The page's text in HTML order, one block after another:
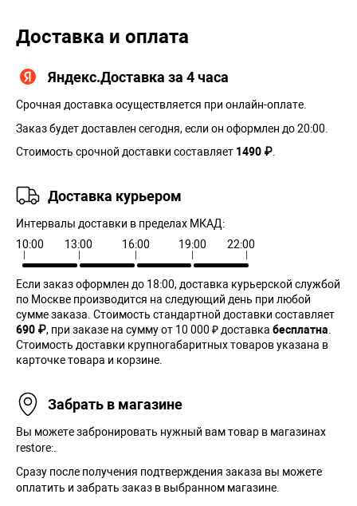
Доставка и оплата
Яндекс.Доставка за 4 часа
Срочная доставка осуществляется при онлайн-оплате.
Заказ будет доставлен сегодня, если он оформлен до 20:00.
Стоимость срочной доставки составляет 1490 ₽
Доставка курьером
Интервалы доставки в пределах МКАД:
10:00
13:00 16:00 19:00 22:00
Если заказ оформлен до 18:00, доставка курьерской службой
по Москве производится на следующий день при любой
сумме заказа. Cтоимость стандартной доставки составляет
690 ₽, при заказе на сумму от 10 000 ₽ доставка бесплатна
Стоимость доставки крупногабаритных товаров указана в
карточке товара и корзине.
Забрать в магазине
Вы можете забронировать нужный вам товар в магазинах
restore:.
Сразу после получения подтверждения заказа вы можете
оплатить и забрать заказ в выбранном магазине.